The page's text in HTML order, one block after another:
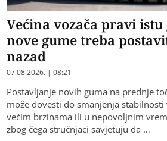
Većina vozača pravi
nove gume treba
nazad
07.08.2026. | 08:21
Postavljanje novih guma na prednje
može dovesti do smanjenja
većim brzinama ili u nepovoljnim
zbog čega stručnjaci savjetuju da …